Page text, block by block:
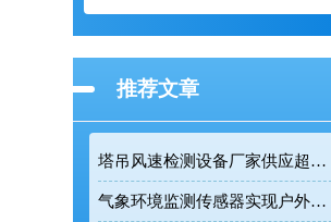
推荐文章
塔吊风速检测设备厂家供应超声波高精度监测传感设备
气象环境监测传感器实现户外气象参数全天候在线监测